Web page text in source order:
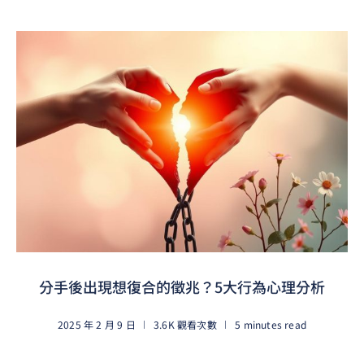
分手後出現想復合的徵兆？5大行為心理分析
2025 年 2 月 9 日 3.6K 觀看次數 5 minutes read